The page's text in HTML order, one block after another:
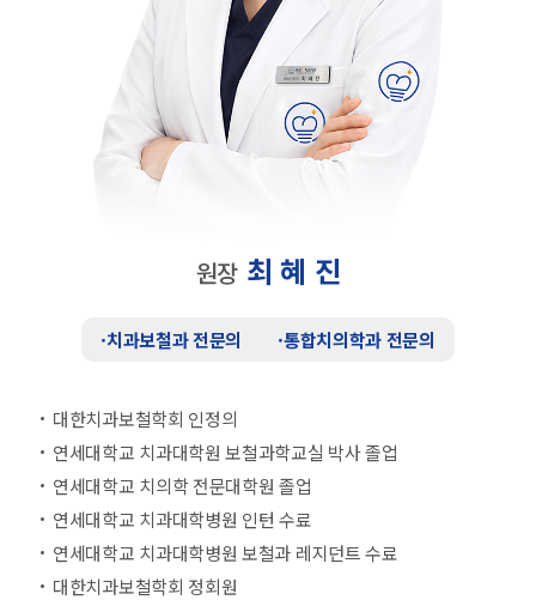
원장 최 혜 진
·치과보철과 전문의 ·통합치의학과 전문의
대한치과보철학회 인정의
연세대학교 치과대학원 보철과학교실 박사 졸업
연세대학교 치의학 전문대학원 졸업
연세대학교 치과대학병원 인턴 수료
연세대학교 치과대학병원 보철과 레지던트 수료
대한치과보철학회 정회원